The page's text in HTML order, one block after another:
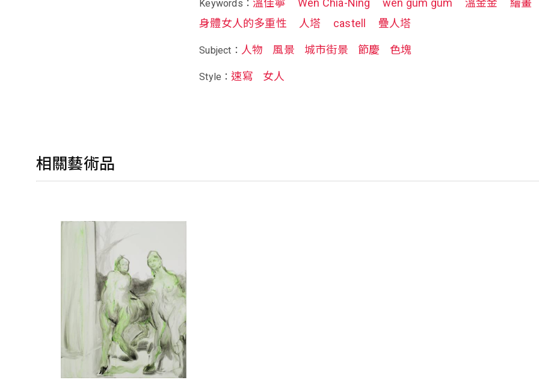
Keywords：
身體女人的多重性
人塔 castell 疊人塔
Subject： 人物 風景 城市街景 節慶 色塊
Style： 速寫 女人
相關藝術品